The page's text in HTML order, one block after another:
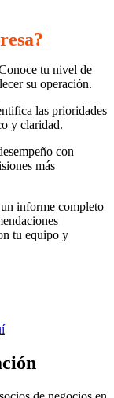
tu nivel de
su operación.
las prioridades
y claridad.
con
más
informe completo
tu equipo y